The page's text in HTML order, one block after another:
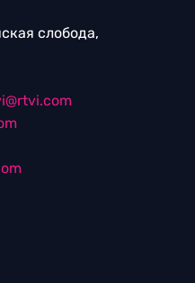
слобода,